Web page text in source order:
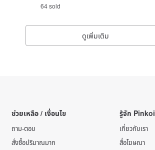
64 sold
ดูเพิ่มเติม
ช่วยเหลือ / เงื่อนไข
ถาม-ตอบ
สั่งซื้อปริมาณมาก
รู้จัก Pinkoi
เกี่ยวกับเรา
สื่อโฆษณา